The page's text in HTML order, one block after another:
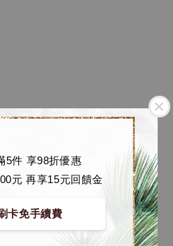
5件 享98折優惠
元 再享15元回饋金
卡免手續費
王 系列蒐藏雕像 布魯克達